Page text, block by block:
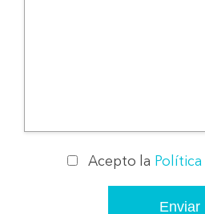
Acepto la